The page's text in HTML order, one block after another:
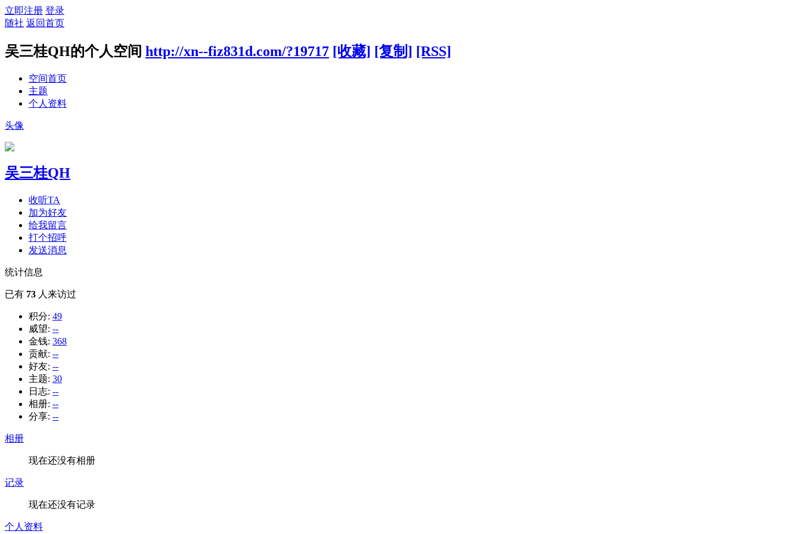
立即注册 登录
随社 返回首页
吴三桂QH的个人空间 http://xn--fiz831d.com/?19717 [收藏] [复制] [RSS]
空间首页
主题
个人资料
头像
吴三桂QH
收听TA
加为好友
给我留言
打个招呼
发送消息
统计信息
已有 73 人来访过
积分: 49
威望: --
金钱: 368
贡献: --
好友: --
主题: 30
日志: --
相册: --
分享: --
相册
现在还没有相册
记录
现在还没有记录
个人资料